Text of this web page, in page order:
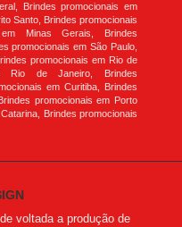
Brindes promocionais em
Santo, Brindes promocionais
Minas Gerais, Brindes
promocionais em São Paulo,
promocionais em Rio de
Rio de Janeiro, Brindes
em Curitiba, Brindes
promocionais em Porto
Brindes promocionais
voltada a produção de